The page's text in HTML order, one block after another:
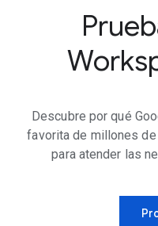
Descubre por qué
favorita de millones
para atender las